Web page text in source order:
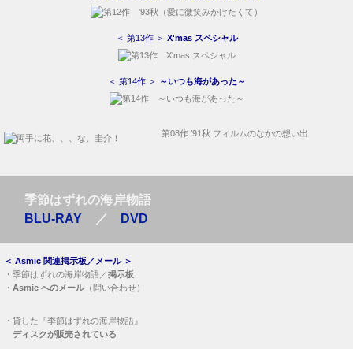
＜ 第13作 ＞ X'mas スペシャル
＜ 第14作 ＞ ～いつも海があった～
第08作 ’91秋 フィルムのなかの想い出
季節はずれの海岸物語
BLU-RAY ／ DVD
＜ Asmic 関連掲示板／メール＞
・ 季節はずれの海岸物語／掲示板
・ Asmic へのメール（問い合わせ）
・ 貸した『季節はずれの海岸物語』
ディスクが販売されている